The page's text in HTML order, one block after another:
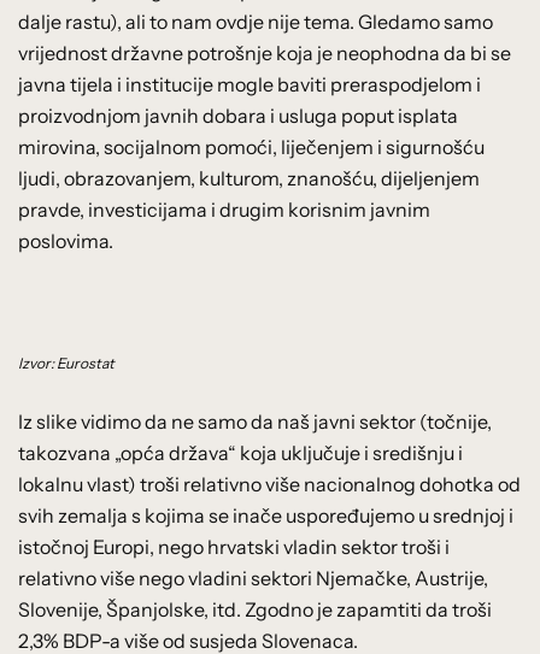
dalje rastu), ali to nam ovdje nije tema. Gledamo samo
vrijednost državne potrošnje koja je neophodna da bi se
javna tijela i institucije mogle baviti preraspodjelom i
proizvodnjom javnih dobara i usluga poput isplata
mirovina, socijalnom pomoći, liječenjem i sigurnošću
ljudi, obrazovanjem, kulturom, znanošću, dijeljenjem
pravde, investicijama i drugim korisnim javnim
poslovima.
Izvor: Eurostat
Iz slike vidimo da ne samo da naš javni sektor (točnije,
takozvana „opća država“ koja uključuje i središnju i
lokalnu vlast) troši relativno više nacionalnog dohotka od
svih zemalja s kojima se inače uspoređujemo u srednjoj i
istočnoj Europi, nego hrvatski vladin sektor troši i
relativno više nego vladini sektori Njemačke, Austrije,
Slovenije, Španjolske, itd. Zgodno je zapamtiti da troši
2,3% BDP-a više od susjeda Slovenaca.